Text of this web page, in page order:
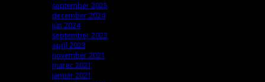
september 2025
december 2024
jún 2024
september 2023
apríl 2023
november 2021
marec 2021
január 2021